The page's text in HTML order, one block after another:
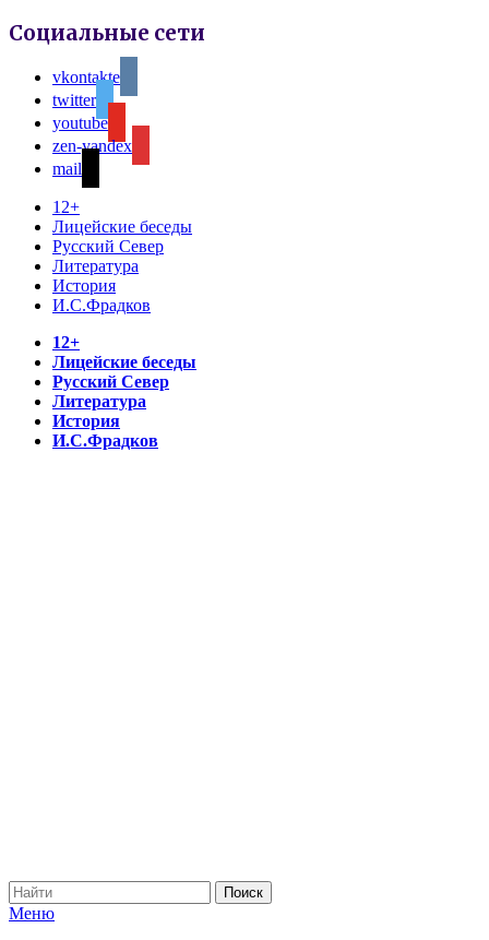
Социальные сети
vkontakte
twitter
youtube
zen-yandex
mail
12+
Лицейские беседы
Русский Север
Литература
История
И.С.Фрадков
12+
Лицейские беседы
Русский Север
Литература
История
И.С.Фрадков
Меню